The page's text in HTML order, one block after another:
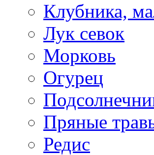
Клубника,
Лук севок
Морковь
Огурец
Пряные
Редис